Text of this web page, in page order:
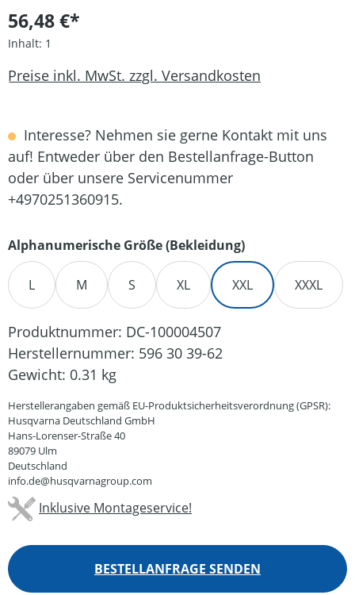
56,48 €*
Inhalt: 1
Preise inkl. MwSt. zzgl. Versandkosten
Interesse? Nehmen sie gerne Kontakt mit uns
auf! Entweder über den Bestellanfrage-Button
oder über unsere Servicenummer
+4970251360915.
Alphanumerische Größe (Bekleidung)auswählen
L M S XL XXL XXXL
Produktnummer: DC-100004507
Herstellernummer: 596 30 39-62
Gewicht: 0.31 kg
Herstellerangaben gemäß EU-Produktsicherheitsverordnung (GPSR):
Husqvarna Deutschland GmbH
Hans-Lorenser-Straße 40
89079 Ulm
Deutschland
info.de@husqvarnagroup.com
Inklusive Montageservice!
BESTELLANFRAGE SENDEN